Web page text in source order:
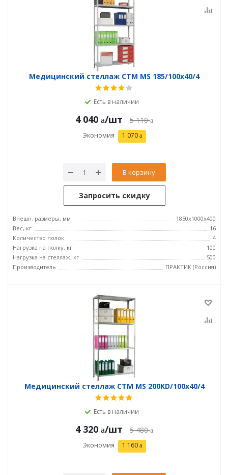
Медицинский стеллаж СТМ MS 185/100х40/4
Есть в наличии
4 040 /шт 5 110
Экономия 1 070
В корзину
Запросить скидку
Внешн. размеры, мм
1850x1000x400
Вес, кг
16
Количество полок
4
Нагрузка на полку, кг
100
Нагрузка на стеллаж, кг
500
Производитель
ПРАКТИК (Россия)
Медицинский стеллаж СТМ MS 200KD/100х40/4
Есть в наличии
4 320 /шт 5 480
Экономия 1 160